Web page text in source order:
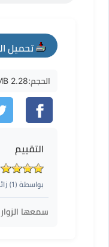
تحميل
mp3
الحجم:2.28 MB
التقييم
بواسطة ( 1
)
سمعها